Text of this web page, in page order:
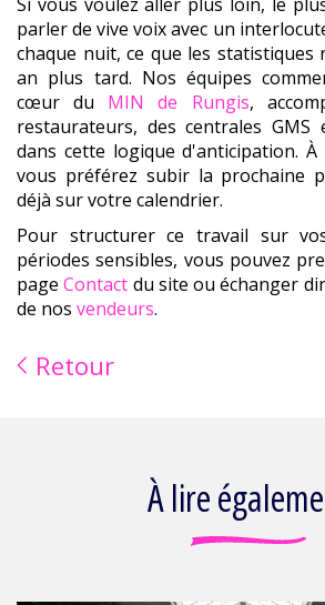
parler de vive voix avec un
chaque nuit, ce que les
an plus tard. Nos équipes
cœur du MIN de Rungis,
restaurateurs, des centrales GMS
dans cette logique d'anticipation. À
vous préférez subir la prochaine
déjà sur votre calendrier.
Pour structurer ce travail sur
périodes sensibles, vous pouvez
pageContact du site ou échanger
de nos vendeurs.
Retour
À lire